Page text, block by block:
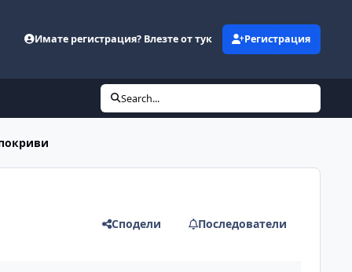
Имате регистрация? Влезте от тук Регистрация
Search...
Сподели Последователи